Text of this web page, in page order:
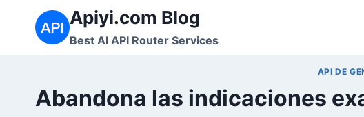
contenido
Apiyi.com Blog
Best AI API Router Services
API DE
Abandona las indicaciones